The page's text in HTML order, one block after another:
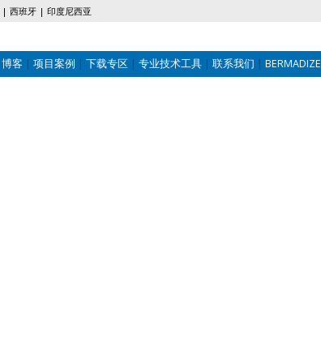
西班牙 印度尼西亚
博客 项目案例 下载专区 专业技术工具 联系我们 BERMADIZE